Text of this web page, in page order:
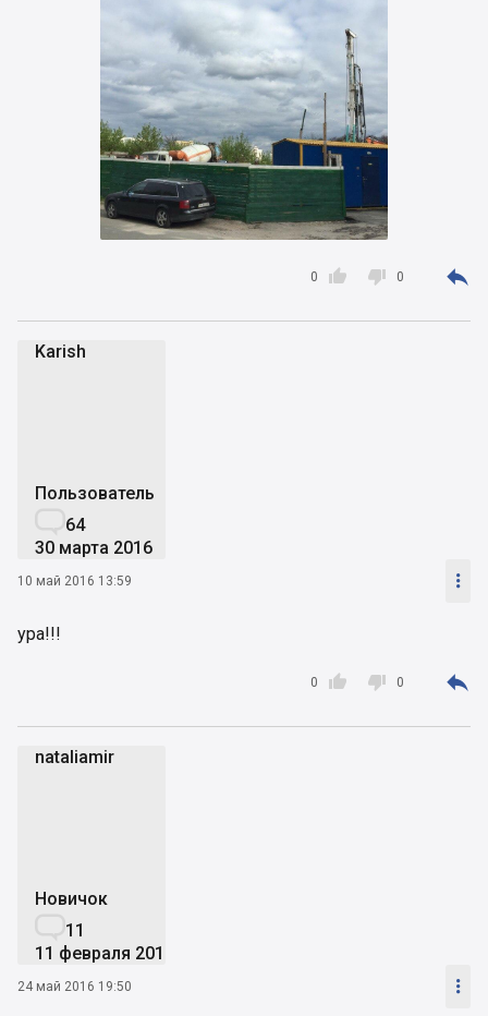

0  0 
Karish
Пользователь
64
30 марта 2016
10 май 2016 13:59 
ура!!!

0  0 
nataliamir
Новичок
11
11 февраля 2015
24 май 2016 19:50 